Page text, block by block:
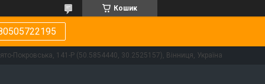
Кошик
Покровська, 141-Р (50.5854440, 30.2525157), Вінниця, Україна